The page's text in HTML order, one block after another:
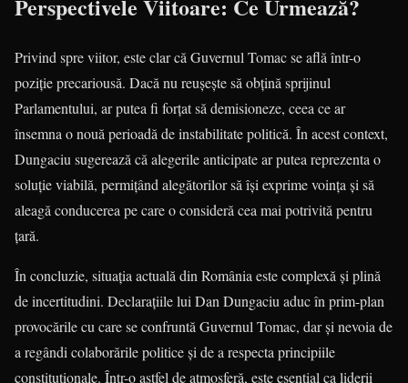
Perspectivele Viitoare: Ce Urmează?
Privind spre viitor, este clar că Guvernul Tomac se află într-o
poziție precariousă. Dacă nu reușește să obțină sprijinul
Parlamentului, ar putea fi forțat să demisioneze, ceea ce ar
însemna o nouă perioadă de instabilitate politică. În acest context,
Dungaciu sugerează că alegerile anticipate ar putea reprezenta o
soluție viabilă, permițând alegătorilor să își exprime voința și să
aleagă conducerea pe care o consideră cea mai potrivită pentru
țară.
În concluzie, situația actuală din România este complexă și plină
de incertitudini. Declarațiile lui Dan Dungaciu aduc în prim-plan
provocările cu care se confruntă Guvernul Tomac, dar și nevoia de
a regândi colaborările politice și de a respecta principiile
constituționale. Într-o astfel de atmosferă, este esențial ca liderii